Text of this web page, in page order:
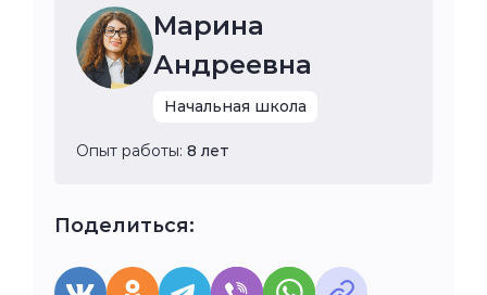
Марина
Андреевна
Начальная школа
Опыт работы: 8 лет
Поделиться: